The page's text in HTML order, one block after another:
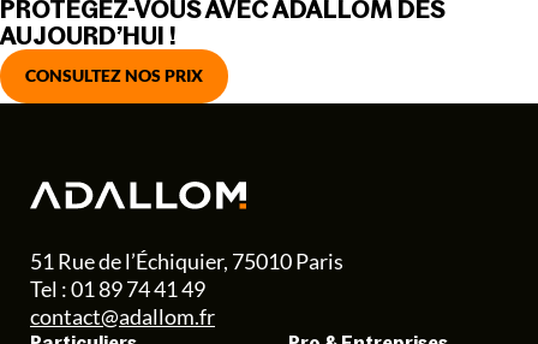
PROTÉGEZ-VOUS AVEC ADALLOM DÈS
AUJOURD’HUI !
CONSULTEZ NOS PRIX
51 Rue de l’Échiquier, 75010 Paris
Tel : 01 89 74 41 49
contact@adallom.fr